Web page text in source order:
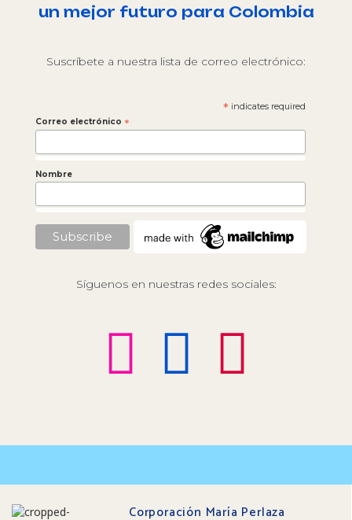
un mejor futuro para Colombia
Suscríbete a nuestra lista de correo electrónico:
*indicates required
Correo electrónico *
Nombre
Síguenos en nuestras redes sociales:
Corporación María Perlaza